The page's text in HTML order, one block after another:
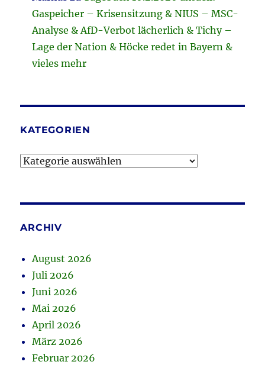
Gaspeicher – Krisensitzung & NIUS – MSC-
Analyse & AfD-Verbot lächerlich & Tichy –
Lage der Nation & Höcke redet in Bayern &
vieles mehr
KATEGORIEN
Kategorien
ARCHIV
August 2026
Juli 2026
Juni 2026
Mai 2026
April 2026
März 2026
Februar 2026